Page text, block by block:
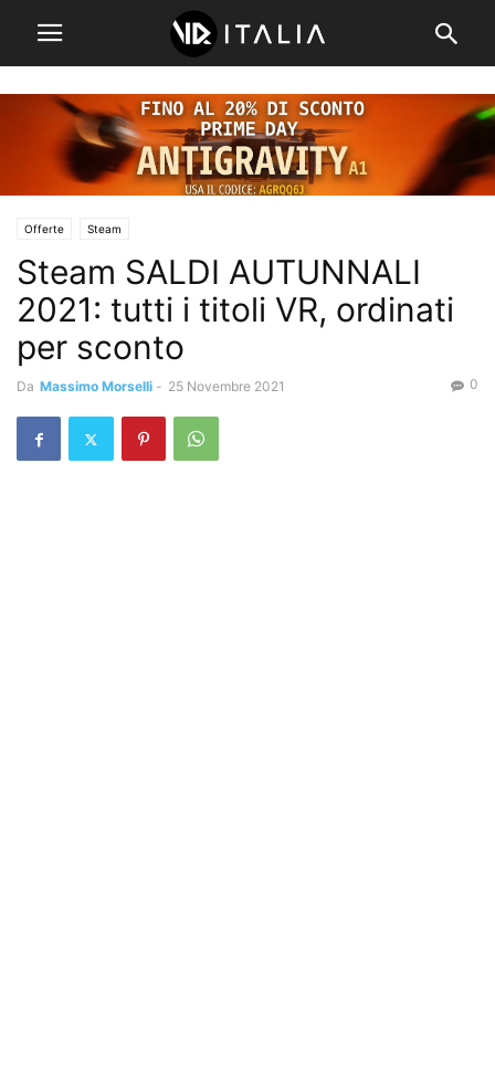
Offerte Steam
Steam SALDI AUTUNNALI
2021: tutti i titoli VR, ordinati
per sconto
Da Massimo Morselli - 25 Novembre 2021 0